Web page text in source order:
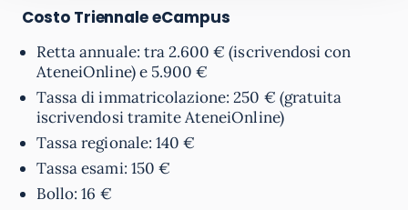
Costo Triennale eCampus
Retta annuale: tra 2.600 € (iscrivendosi con
AteneiOnline) e 5.900 €
Tassa di immatricolazione: 250 € (gratuita
iscrivendosi tramite AteneiOnline)
Tassa regionale: 140 €
Tassa esami: 150 €
Bollo: 16 €